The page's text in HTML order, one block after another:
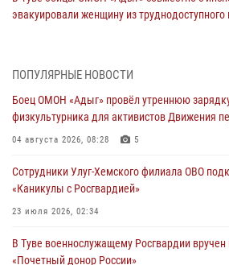
эвакуировали женщину из труднодоступного
Росгвардия проверила организацию отдыха
Сотрудники вневедомственной охраны
29 июля 2026, 09:41
26 сигналов «Тревога» с автотранспортов
29 июля 2026, 08:37 1
ПОПУЛЯРНЫЕ НОВОСТИ
Боец ОМОН «Адыг» провёл утреннюю
физкультурника для активистов Движения
04 августа 2026, 08:28 5
Сотрудники Улуг-Хемского филиала ОВО
«Каникулы с Росгвардией»
23 июля 2026, 02:34
В Туве военнослужащему Росгвардии
«Почетный донор России»